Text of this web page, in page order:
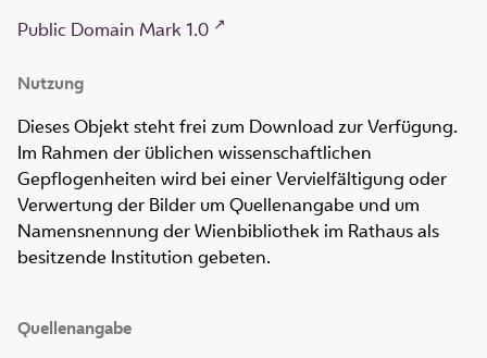
Public Domain Mark 1.0
Nutzung
Dieses Objekt steht frei zum Download zur Verfügung.
Im Rahmen der üblichen wissenschaftlichen
Gepflogenheiten wird bei einer Vervielfältigung oder
Verwertung der Bilder um Quellenangabe und um
Namensnennung der Wienbibliothek im Rathaus als
besitzende Institution gebeten.
Quellenangabe